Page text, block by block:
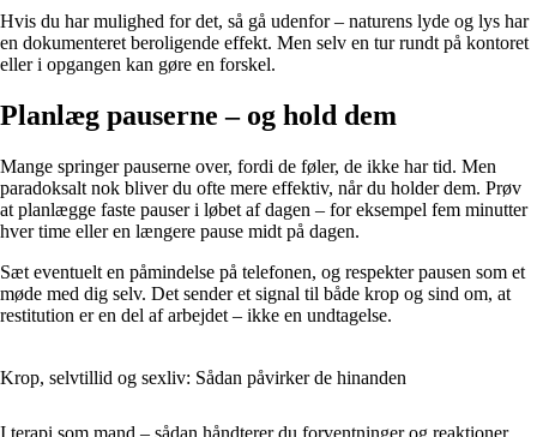
Hvis du har mulighed for det, så gå udenfor – naturens lyde og lys har
en dokumenteret beroligende effekt. Men selv en tur rundt på kontoret
eller i opgangen kan gøre en forskel.
Planlæg pauserne – og hold dem
Mange springer pauserne over, fordi de føler, de ikke har tid. Men
paradoksalt nok bliver du ofte mere effektiv, når du holder dem. Prøv
at planlægge faste pauser i løbet af dagen – for eksempel fem minutter
hver time eller en længere pause midt på dagen.
Sæt eventuelt en påmindelse på telefonen, og respekter pausen som et
møde med dig selv. Det sender et signal til både krop og sind om, at
restitution er en del af arbejdet – ikke en undtagelse.
Krop, selvtillid og sexliv: Sådan påvirker de hinanden
I terapi som mand – sådan håndterer du forventninger og reaktioner